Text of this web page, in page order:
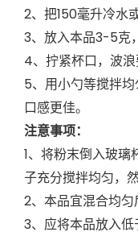
2、把150毫升冷水
3、放入本品3-5克
4、拧紧杯口，波浪
5、用小勺等搅拌均
口感更佳。
注意事项：
1、将粉末倒入玻
子充分搅拌均匀，
2、本品宜混合均匀
3、应将本品放入